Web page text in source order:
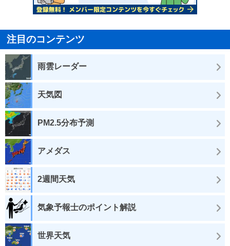
注目のコンテンツ
雨雲レーダー
天気図
PM2.5分布予測
アメダス
2週間天気
気象予報士のポイント解説
世界天気